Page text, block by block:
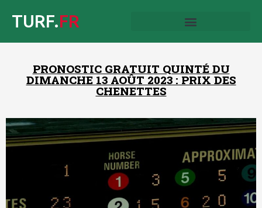
TURF.FR
PRONOSTIC GRATUIT QUINTÉ DU
DIMANCHE 13 AOÛT 2023 : PRIX DES
CHENETTES